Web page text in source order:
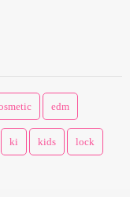
edm
ki kids lock